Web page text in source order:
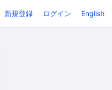
新規登録 ログイン English